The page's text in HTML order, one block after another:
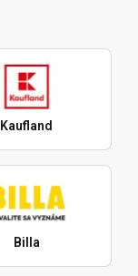
Kaufland
Billa